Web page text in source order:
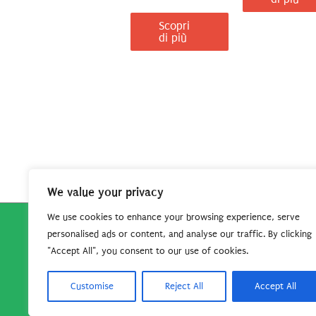
We value your privacy
We use cookies to enhance your browsing experience, serve
personalised ads or content, and analyse our traffic. By clicking
"Accept All", you consent to our use of cookies.
Customise Reject All Accept All
Scopri
di più
Copyright © 2026Robe da Cartoon| Robe da
questo sito per